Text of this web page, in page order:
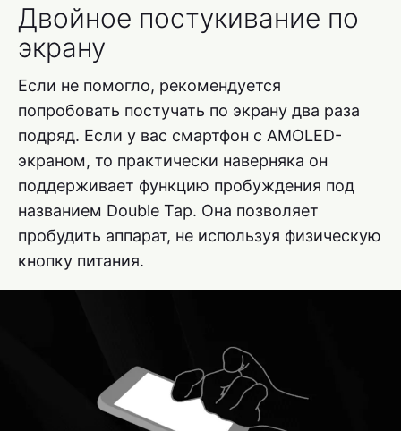
Двойное постукивание по
экрану
Если не помогло, рекомендуется
попробовать постучать по экрану два раза
подряд. Если у вас смартфон с AMOLED-
экраном, то практически наверняка он
поддерживает функцию пробуждения под
названием Double Tap. Она позволяет
пробудить аппарат, не используя физическую
кнопку питания.